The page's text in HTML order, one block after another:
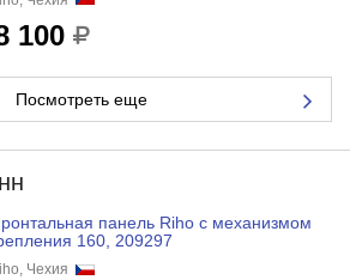
100
Посмотреть еще
панель Riho с механизмом
160, 209297
Чехия